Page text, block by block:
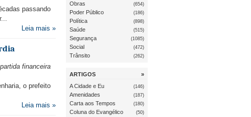
passando
Leia mais »
financeira
o prefeito
Leia mais »
Obras (654)
Poder Público (186)
Política (898)
Saúde (515)
Segurança (1085)
Social (472)
Trânsito (262)
ARTIGOS
»
A Cidade e Eu
(146)
Amenidades (187)
Carta aos Tempos (180)
Coluna do Evangélico (50)